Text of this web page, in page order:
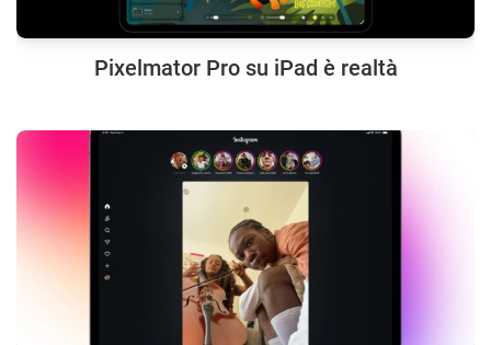
Pixelmator Pro su iPad è realtà